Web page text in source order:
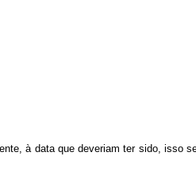
à data que deveriam ter sido, isso